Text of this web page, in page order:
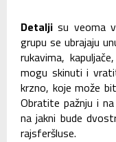
Detalji su veoma
grupu se ubrajaju
rukavima,
mogu skinuti i
krzno, koje može
Obratite pažnju i
na jakni bude
rajsferšluse.